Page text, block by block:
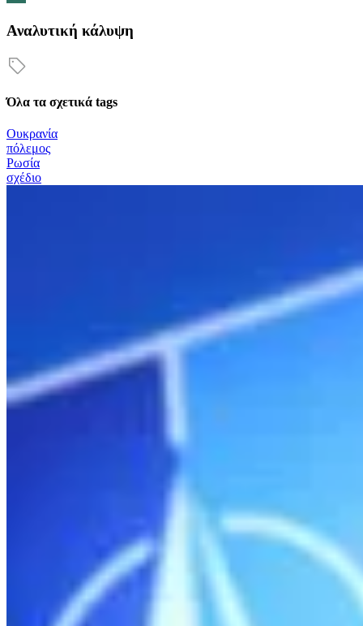
Αναλυτική κάλυψη
Όλα τα σχετικά tags
Ουκρανία
πόλεμος
Ρωσία
σχέδιο